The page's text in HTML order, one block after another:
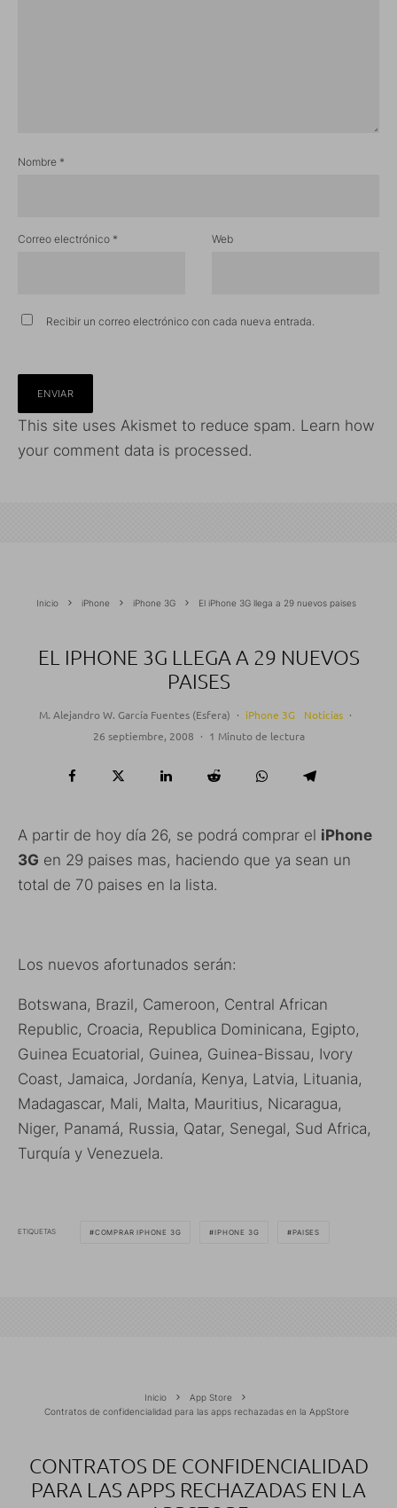
Nombre *
Correo electrónico * Web
Recibir un correo electrónico con cada nueva entrada.
This site uses Akismet to reduce spam. Learn how
your comment data is processed.
Inicio iPhone iPhone 3G El iPhone 3G llega a 29 nuevos paises
EL IPHONE 3G LLEGA A 29 NUEVOS
PAISES
M. Alejandro W. García Fuentes (Esfera) · iPhone 3G Noticias ·
26 septiembre, 2008 · 1 Minuto de lectura
A partir de hoy día 26, se podrá comprar el iPhone
3G en 29 paises mas, haciendo que ya sean un
total de 70 paises en la lista.
Los nuevos afortunados serán:
Botswana, Brazil, Cameroon, Central African
Republic, Croacia, Republica Dominicana, Egipto,
Guinea Ecuatorial, Guinea, Guinea-Bissau, Ivory
Coast, Jamaica, Jordanía, Kenya, Latvia, Lituania,
Madagascar, Mali, Malta, Mauritius, Nicaragua,
Niger, Panamá, Russia, Qatar, Senegal, Sud Africa,
Turquía y Venezuela.
ETIQUETAS COMPRAR IPHONE 3G IPHONE 3G PAISES
Inicio
App Store
Contratos de confidencialidad para las apps rechazadas en la AppStore
CONTRATOS DE CONFIDENCIALIDAD
PARA LAS APPS RECHAZADAS EN LA